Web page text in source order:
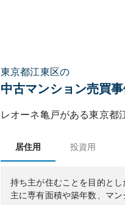
東京都江東区の
中古マンション売買事
レオーネ亀戸がある東京都
居住用 投資用
持ち主が住むことを目的とし
主に専有面積や築年数、マ